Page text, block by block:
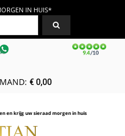
IN HUIS*
Zoeken naar:
€0,00
en krijg uw sieraad morgen in huis